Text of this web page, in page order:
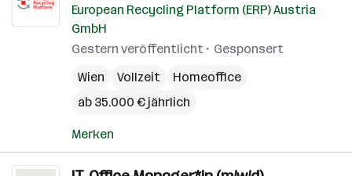
European Recycling Platform (ERP) Austria
GmbH
Gestern veröffentlicht
Gesponsert
Wien
Vollzeit
Homeoffice
ab 35.000 € jährlich
Merken